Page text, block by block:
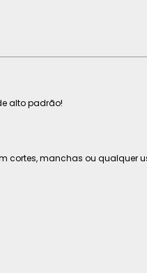
alto padrão!
cortes, manchas ou qualquer